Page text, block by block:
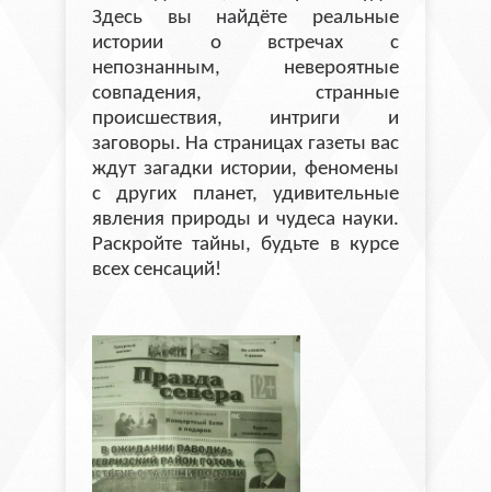
Здесь вы найдёте реальные
истории о встречах с
непознанным, невероятные
совпадения, странные
происшествия, интриги и
заговоры. На страницах газеты вас
ждут загадки истории, феномены
с других планет, удивительные
явления природы и чудеса науки.
Раскройте тайны, будьте в курсе
всех сенсаций!